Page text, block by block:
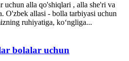
uchun alla qo'shiqlari , alla she'ri va
O'zbek allasi - bolla tarbiyasi uchun
ruhiyatiga, ko‘ngliga...
bolalar uchun